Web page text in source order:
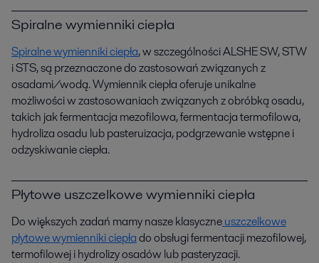
Spiralne wymienniki ciepła
Spiralne wymienniki ciepła, w szczególności ALSHE SW, STW
i STS, są przeznaczone do zastosowań związanych z
osadami/wodą. Wymiennik ciepła oferuje unikalne
możliwości w zastosowaniach związanych z obróbką osadu,
takich jak fermentacja mezofilowa, fermentacja termofilowa,
hydroliza osadu lub pasteruizacja, podgrzewanie wstępne i
odzyskiwanie ciepła.
Płytowe uszczelkowe wymienniki ciepła
Do większych zadań mamy nasze klasyczneuszczelkowe
płytowe wymienniki ciepłado obsługi fermentacji mezofilowej,
termofilowej i hydrolizy osadów lub pasteryzacji.